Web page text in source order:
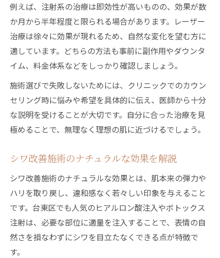
例えば、注射系の治療は即効性が高いものの、効果が数
か月から半年程度と限られる場合があります。レーザー
治療は徐々に効果が現れるため、自然な変化を望む方に
適しています。どちらの方法も事前に副作用やダウンタ
イム、料金体系などをしっかり確認しましょう。
施術選びで失敗しないためには、クリニックでのカウン
セリング時に悩みや希望を具体的に伝え、医師から十分
な説明を受けることが大切です。自分に合った治療を見
極めることで、無理なく理想の肌に近づけるでしょう。
シワ改善施術のナチュラルな効果を解説
シワ改善施術のナチュラルな効果とは、肌本来の弾力や
ハリを取り戻し、違和感なく若々しい印象を与えること
です。台東区でも人気のヒアルロン酸注入やボトックス
注射は、必要な部位に適量を注入することで、表情の自
然さを損なわずにシワを目立たなくできる点が特徴で
す。